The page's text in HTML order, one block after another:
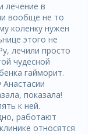
лечение в
вообще не то
коленку нужен
этого не
лечили просто
чудесной
гайморит.
показала!
к ней.
работают
относятся